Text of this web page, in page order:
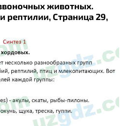
животных.
рептилии, Страница 29,